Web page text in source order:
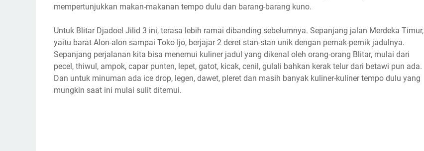
mempertunjukkan makan-makanan tempo dulu dan barang-barang kuno.
Untuk Blitar Djadoel Jilid 3 ini, terasa lebih ramai dibanding sebelumnya. Sepanjang jalan Merdeka Timur,
yaitu barat Alon-alon sampai Toko Ijo, berjajar 2 deret stan-stan unik dengan pernak-pernik jadulnya.
Sepanjang perjalanan kita bisa menemui kuliner jadul yang dikenal oleh orang-orang Blitar, mulai dari
pecel, thiwul, ampok, capar punten, lepet, gatot, kicak, cenil, gulali bahkan kerak telur dari betawi pun ada.
Dan untuk minuman ada ice drop, legen, dawet, pleret dan masih banyak kuliner-kuliner tempo dulu yang
mungkin saat ini mulai sulit ditemui.